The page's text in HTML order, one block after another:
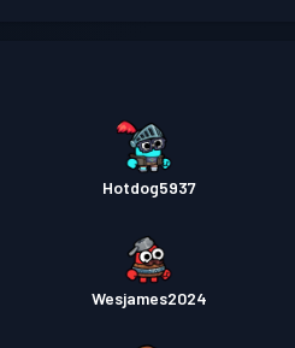
Hotdog5937
Wesjames2024